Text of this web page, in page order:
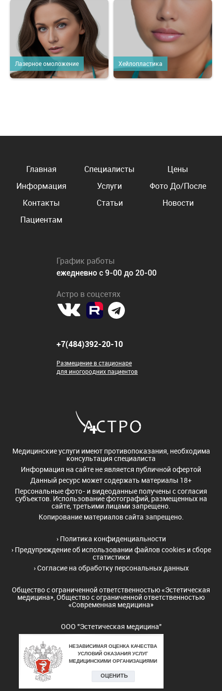
Лазерное омоложение Хейлопластика
Главная Специалисты
Цены
Информация
Услуги
Фото До/После
Контакты
Статьи
Новости
Пациентам
График работы
ежедневно с 9-00 до 20-00
Астро в соцсетях
+7(484)392-20-10
Размещение в стационаре
для иногородних пациентов
Медицинские услуги имеют противопоказания, необходима
консультация специалиста
Информация на сайте не является публичной офертой
Данный ресурс может содержать материалы 18+
Персональные фото- и видеоданные получены с согласия
субъектов. Использование фотографий, размещенных на
сайте, третьими лицами запрещено.
Копирование материалов сайта запрещено.
› Политика конфиденциальности
› Предупреждение об использовании файлов cookies и сборе
статистики
›Согласие на обработку персональных данных
Общество с ограниченной ответственностью «Эстетическая
медицина», Общество с ограниченной ответственностью
«Современная медицина»
ООО "Эстетическая медицина"